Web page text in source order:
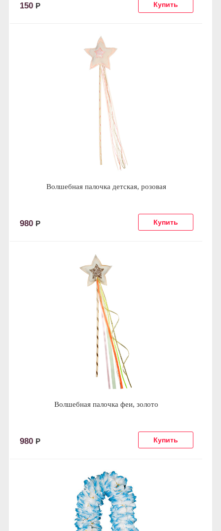
150 Р
Волшебная палочка детская, розовая
980 Р
Волшебная палочка феи, золото
980 Р